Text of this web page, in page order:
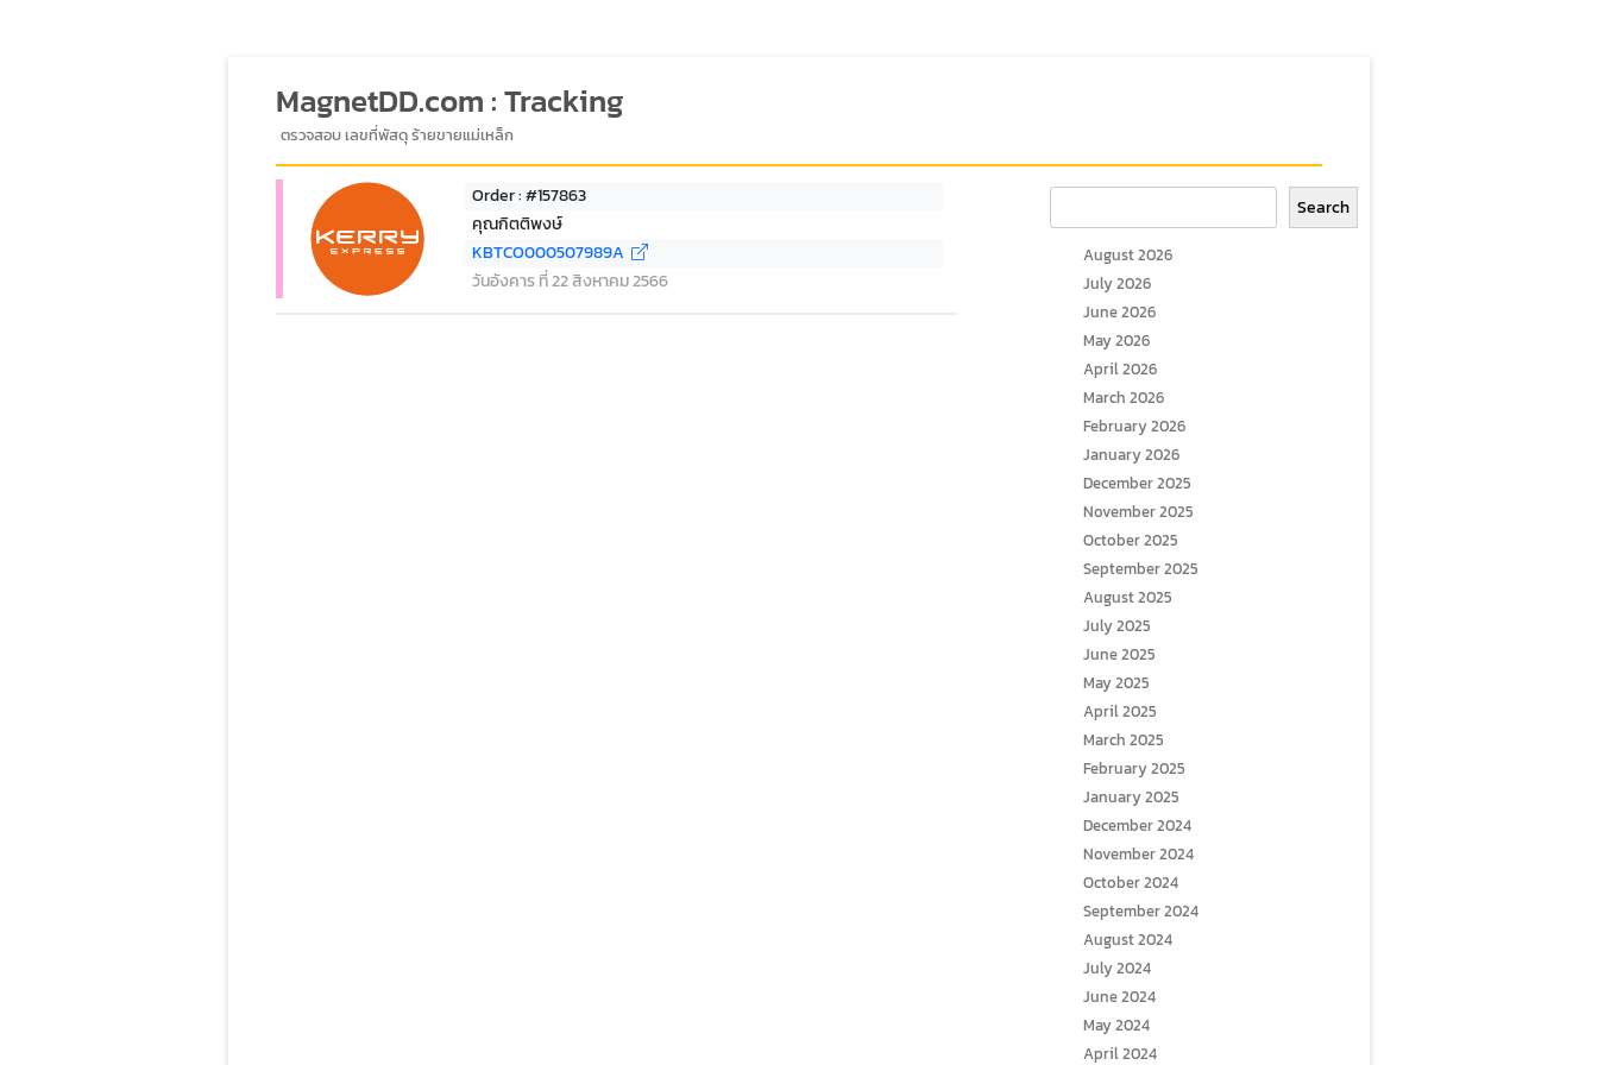
MagnetDD.com : Tracking
ตรวจสอบ เลขที่พัสดุ ร้ายขายแม่เหล็ก
Order : #157863
คุณกิตติพงษ์
KBTCO000507989A
วันอังคาร ที่ 22 สิงหาคม 2566
Search
August 2026
July 2026
June 2026
May 2026
April 2026
March 2026
February 2026
January 2026
December 2025
November 2025
October 2025
September 2025
August 2025
July 2025
June 2025
May 2025
April 2025
March 2025
February 2025
January 2025
December 2024
November 2024
October 2024
September 2024
August 2024
July 2024
June 2024
May 2024
April 2024